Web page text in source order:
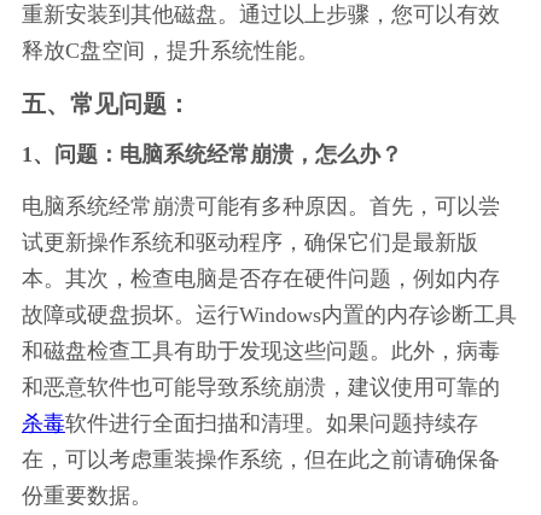
重新安装到其他磁盘。通过以上步骤，您可以有效
释放C盘空间，提升系统性能。
五、常见问题：
1、问题：电脑系统经常崩溃，怎么办？
电脑系统经常崩溃可能有多种原因。首先，可以尝
试更新操作系统和驱动程序，确保它们是最新版
本。其次，检查电脑是否存在硬件问题，例如内存
故障或硬盘损坏。运行Windows内置的内存诊断工具
和磁盘检查工具有助于发现这些问题。此外，病毒
和恶意软件也可能导致系统崩溃，建议使用可靠的
杀毒软件进行全面扫描和清理。如果问题持续存
在，可以考虑重装操作系统，但在此之前请确保备
份重要数据。